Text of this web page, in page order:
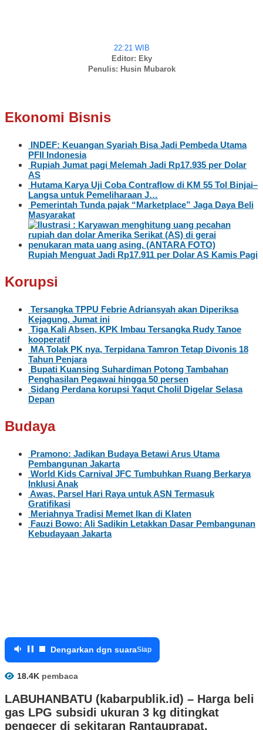
22:21 WIB
Editor: Eky
Penulis: Husin Mubarok
Ekonomi Bisnis
INDEF: Keuangan Syariah Bisa Jadi Pembeda Utama
PFII Indonesia
Rupiah Jumat pagi Melemah Jadi Rp17.935 per Dolar
AS
Hutama Karya Uji Coba Contraflow di KM 55 Tol Binjai–
Langsa untuk Pemeliharaan J…
Pemerintah Tunda pajak “Marketplace” Jaga Daya Beli
Masyarakat
Rupiah Menguat Jadi Rp17.911 per Dolar AS Kamis Pagi
Korupsi
Tersangka TPPU Febrie Adriansyah akan Diperiksa
Kejagung, Jumat ini
Tiga Kali Absen, KPK Imbau Tersangka Rudy Tanoe
kooperatif
MA Tolak PK nya, Terpidana Tamron Tetap Divonis 18
Tahun Penjara
Bupati Kuansing Suhardiman Potong Tambahan
Penghasilan Pegawai hingga 50 persen
Sidang Perdana korupsi Yaqut Cholil Digelar Selasa
Depan
Budaya
Pramono: Jadikan Budaya Betawi Arus Utama
Pembangunan Jakarta
World Kids Carnival JFC Tumbuhkan Ruang Berkarya
Inklusi Anak
Awas, Parsel Hari Raya untuk ASN Termasuk
Gratifikasi
Meriahnya Tradisi Memet Ikan di Klaten
Fauzi Bowo: Ali Sadikin Letakkan Dasar Pembangunan
Kebudayaan Jakarta
Dengarkan dgn suaraSiap
18.4K pembaca
LABUHANBATU (kabarpublik.id) – Harga beli
gas LPG subsidi ukuran 3 kg ditingkat
pengecer di sekitaran Rantauprapat,